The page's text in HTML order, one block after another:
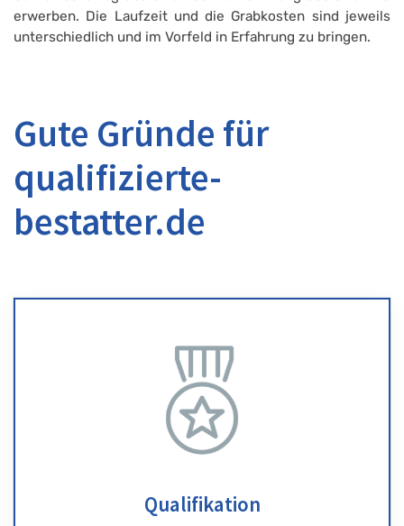
erwerben. Die Laufzeit und die Grabkosten sind jeweils
unterschiedlich und im Vorfeld in Erfahrung zu bringen.
Gute Gründe für
qualifizierte-
bestatter.de
Qualifikation